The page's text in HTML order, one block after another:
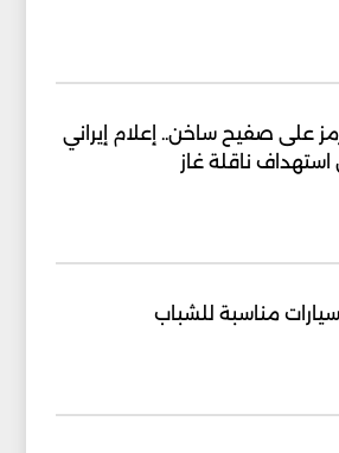
على صفيح ساخن.. إعلام إيراني
ناقلة غاز